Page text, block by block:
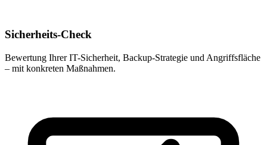
Sicherheits-Check
Bewertung Ihrer IT-Sicherheit, Backup-Strategie und Angriffsfläche
– mit konkreten Maßnahmen.